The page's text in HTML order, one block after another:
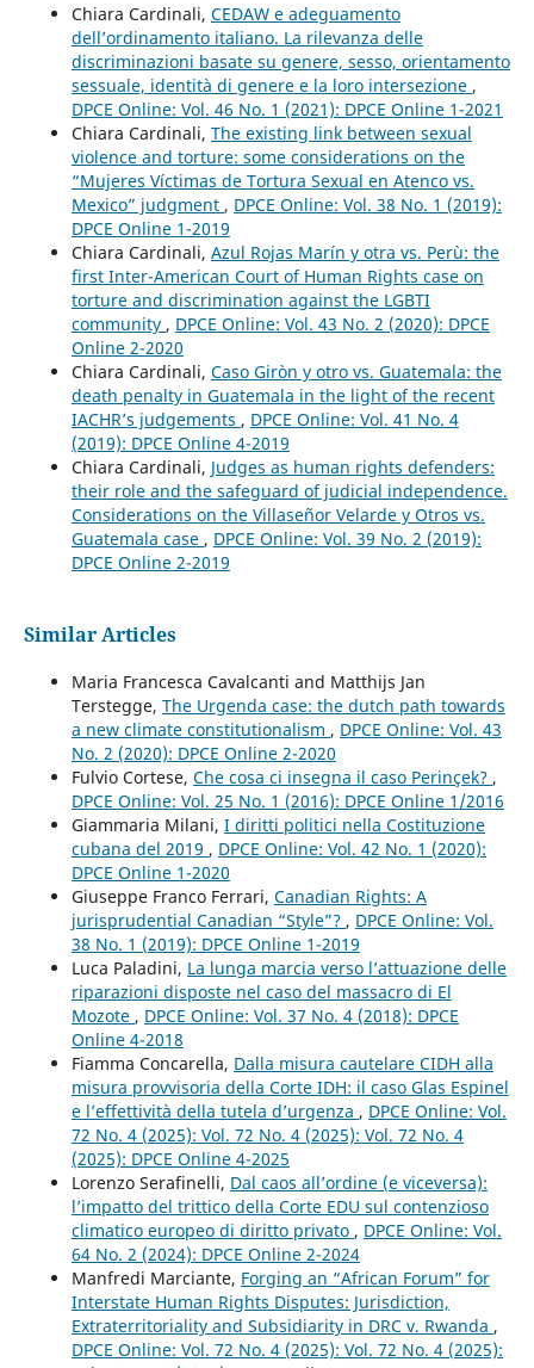
Chiara Cardinali, CEDAW e adeguamento
dell’ordinamento italiano. La rilevanza delle
discriminazioni basate su genere, sesso, orientamento
sessuale, identità di genere e la loro intersezione ,
DPCE Online: Vol. 46 No. 1 (2021): DPCE Online 1-2021
Chiara Cardinali, The existing link between sexual
violence and torture: some considerations on the
“Mujeres Víctimas de Tortura Sexual en Atenco vs.
Mexico” judgment , DPCE Online: Vol. 38 No. 1 (2019):
DPCE Online 1-2019
Chiara Cardinali, Azul Rojas Marín y otra vs. Perù: the
first Inter-American Court of Human Rights case on
torture and discrimination against the LGBTI
community , DPCE Online: Vol. 43 No. 2 (2020): DPCE
Online 2-2020
Chiara Cardinali, Caso Giròn y otro vs. Guatemala: the
death penalty in Guatemala in the light of the recent
IACHR’s judgements , DPCE Online: Vol. 41 No. 4
(2019): DPCE Online 4-2019
Chiara Cardinali, Judges as human rights defenders:
their role and the safeguard of judicial independence.
Considerations on the Villaseñor Velarde y Otros vs.
Guatemala case , DPCE Online: Vol. 39 No. 2 (2019):
DPCE Online 2-2019
Similar Articles
Maria Francesca Cavalcanti and Matthijs Jan
Terstegge, The Urgenda case: the dutch path towards
a new climate constitutionalism , DPCE Online: Vol. 43
No. 2 (2020): DPCE Online 2-2020
Fulvio Cortese, Che cosa ci insegna il caso Perinçek? ,
DPCE Online: Vol. 25 No. 1 (2016): DPCE Online 1/2016
Giammaria Milani, I diritti politici nella Costituzione
cubana del 2019 , DPCE Online: Vol. 42 No. 1 (2020):
DPCE Online 1-2020
Giuseppe Franco Ferrari, Canadian Rights: A
jurisprudential Canadian “Style”? , DPCE Online: Vol.
38 No. 1 (2019): DPCE Online 1-2019
Luca Paladini, La lunga marcia verso l’attuazione delle
riparazioni disposte nel caso del massacro di El
Mozote , DPCE Online: Vol. 37 No. 4 (2018): DPCE
Online 4-2018
Fiamma Concarella, Dalla misura cautelare CIDH alla
misura provvisoria della Corte IDH: il caso Glas Espinel
e l’effettività della tutela d’urgenza , DPCE Online: Vol.
72 No. 4 (2025): Vol. 72 No. 4 (2025): Vol. 72 No. 4
(2025): DPCE Online 4-2025
Lorenzo Serafinelli, Dal caos all’ordine (e viceversa):
l’impatto del trittico della Corte EDU sul contenzioso
climatico europeo di diritto privato , DPCE Online: Vol.
64 No. 2 (2024): DPCE Online 2-2024
Manfredi Marciante, Forging an “African Forum” for
Interstate Human Rights Disputes: Jurisdiction,
Extraterritoriality and Subsidiarity in DRC v. Rwanda ,
DPCE Online: Vol. 72 No. 4 (2025): Vol. 72 No. 4 (2025):